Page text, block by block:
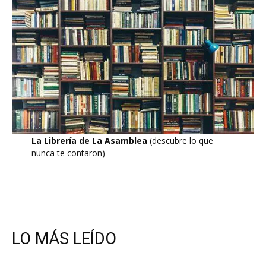
La Librería de La Asamblea (descubre lo que
nunca te contaron)
LO MÁS LEÍDO